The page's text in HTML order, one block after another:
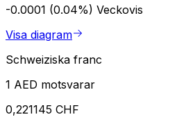
-0.0001 (0.04%) Veckovis
Visa diagram
Schweiziska franc
1 AED motsvarar
0,221145 CHF